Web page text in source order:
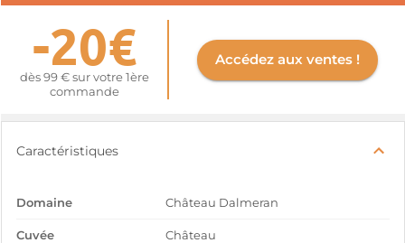
-20€
dès 99 € sur votre 1ère
commande
Accédez aux ventes !
Caractéristiques
Domaine Château Dalmeran
Cuvée Château